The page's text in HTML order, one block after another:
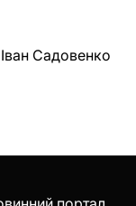
Садовенко